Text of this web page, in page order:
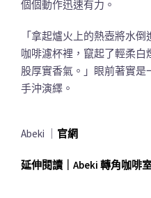
個個動作迅速有力。
「拿起爐火上的熱壺將水
咖啡濾杯裡，竄起了輕柔
股厚實香氣。」眼前著實是
手沖演繹。
Abeki ｜ 官網
延伸閱讀｜Abeki 轉角咖啡